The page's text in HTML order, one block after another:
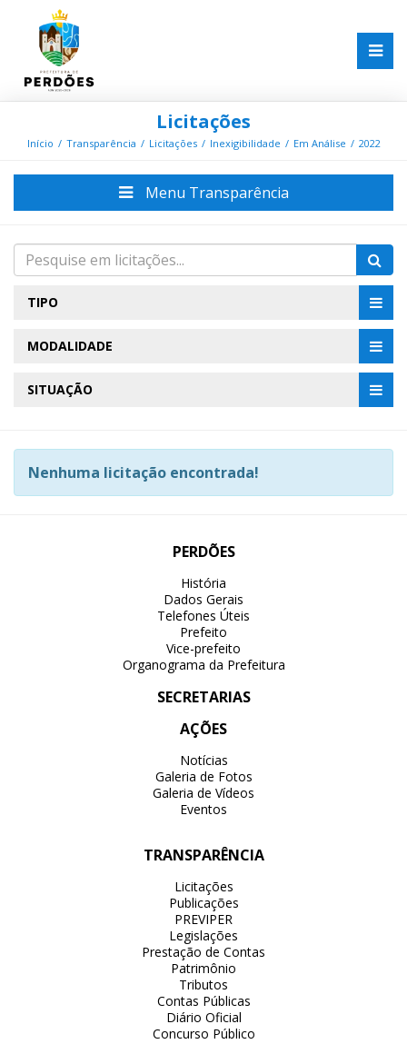
Licitações
Início Transparência Licitações Inexigibilidade Em Análise 2022
Menu Transparência
TIPO
MODALIDADE
SITUAÇÃO
Nenhuma licitação encontrada!
PERDÕES
História
Dados Gerais
Telefones Úteis
Prefeito
Vice-prefeito
Organograma da Prefeitura
SECRETARIAS
AÇÕES
Notícias
Galeria de Fotos
Galeria de Vídeos
Eventos
TRANSPARÊNCIA
Licitações
Publicações
PREVIPER
Legislações
Prestação de Contas
Patrimônio
Tributos
Contas Públicas
Diário Oficial
Concurso Público